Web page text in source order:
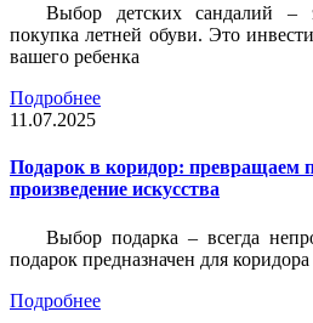
Выбор детских сандалий –
покупка летней обуви. Это
вашего ребенка
Подробнее
11.07.2025
Подарок в коридор: превращаем
произведение искусства
Выбор подарка – всегда
подарок предназначен для коридора
Подробнее